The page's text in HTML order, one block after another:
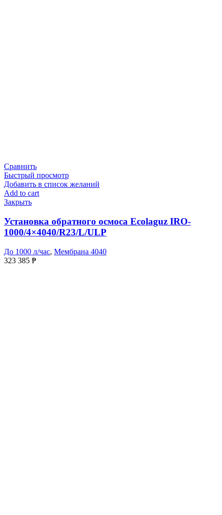
Сравнить
Быстрый просмотр
Добавить в список желаний
Add to cart
Закрыть
Установка обратного осмоса Ecolaguz IRO-
1000/4×4040/R23/L/ULP
До 1000 л/час, Мембрана 4040
323 385 ₱